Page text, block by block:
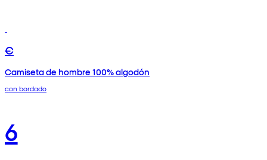
€
Camiseta de hombre 100% algodón
con bordado
6